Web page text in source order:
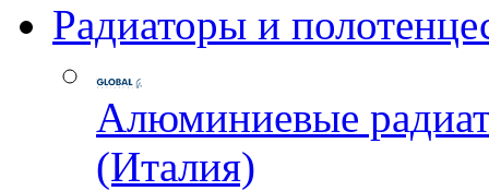
Радиаторы и
Алюминиевые
(Италия)